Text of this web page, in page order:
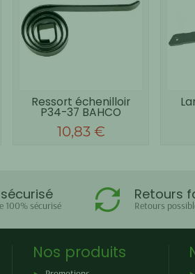
Ressort échenilloir
P34-37 BAHCO
10,83 €
100% sécurisé
Retours
Retours
Nos produits